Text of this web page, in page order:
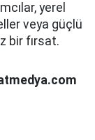
yerel
veya güçlü
bir fırsat.